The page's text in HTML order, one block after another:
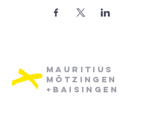
Mauritius
Mötzingen
+Baisingen